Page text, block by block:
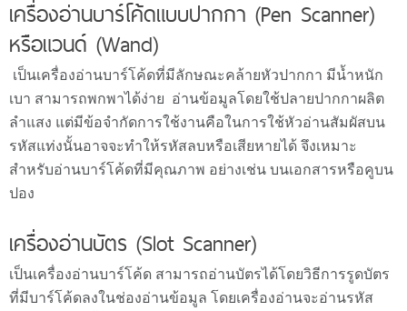
เครื่องอ่านบาร์โค้ดแบบปากกา (Pen Scanner)
หรือแวนด์ (Wand)
เป็นเครื่องอ่านบาร์โค้ดที่มีลักษณะคล้ายหัวปากกา มีน้ำหนัก
เบา สามารถพกพาได้ง่าย อ่านข้อมูลโดยใช้ปลายปากกาผลิต
ลำแสง แต่มีข้อจำกัดการใช้งานคือในการใช้หัวอ่านสัมผัสบน
รหัสแท่งนั้นอาจจะทำให้รหัสลบหรือเสียหายได้ จึงเหมาะ
สำหรับอ่านบาร์โค้ดที่มีคุณภาพ อย่างเช่น บนเอกสารหรือคูบน
ปอง
เครื่องอ่านบัตร (Slot Scanner)
เป็นเครื่องอ่านบาร์โค้ด สามารถอ่านบัตรได้โดยวิธีการรูดบัตร
ที่มีบาร์โค้ดลงในช่องอ่านข้อมูล โดยเครื่องอ่านจะอ่านรหัส